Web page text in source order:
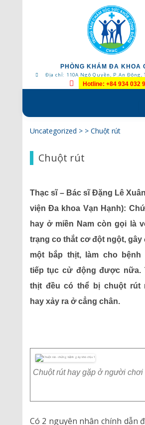
PHÒNG KHÁM ĐA KHOA
Địa chỉ: 110A Ngô Quyền, P.An Đông,
Hotline: +84 934 032
to
Uncategorized > > Chuột rút
Chuột rút
Thạc sĩ – Bác sĩ Đặng Lê
viện Đa khoa Vạn Hạnh):
hay ở miền Nam còn gọi là
trạng co thắt cơ đột ngột,
một bắp thịt, làm cho bệnh
tiếp tục cử động được nữa.
thịt đều có thể bị chuột rút
hay xảy ra ở cẳng chân.
Chuột rút hay gặp ở người chơi
Có 2 nguyên nhân chính dẫn